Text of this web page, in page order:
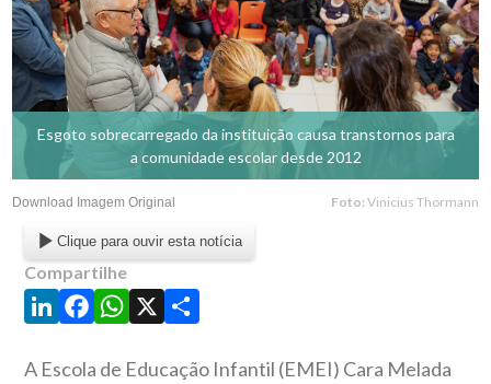
Esgoto sobrecarregado da instituição causa transtornos para
a comunidade escolar desde 2012
Download Imagem Original Foto: Vinicius Thormann
Clique para ouvir esta notícia
Compartilhe
LinkedIn
Facebook
WhatsApp
X Share
A Escola de Educação Infantil (EMEI) Cara Melada